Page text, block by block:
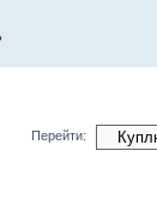
Перейти: